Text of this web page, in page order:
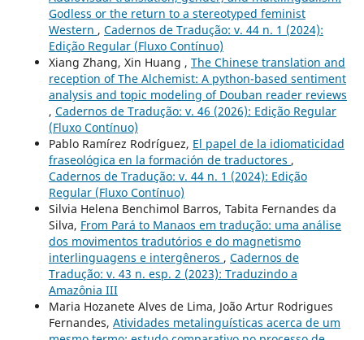
Godless or the return to a stereotyped feminist
Western , Cadernos de Tradução: v. 44 n. 1 (2024):
Edição Regular (Fluxo Contínuo)
Xiang Zhang, Xin Huang , The Chinese translation and
reception of The Alchemist: A python-based sentiment
analysis and topic modeling of Douban reader reviews
, Cadernos de Tradução: v. 46 (2026): Edição Regular
(Fluxo Contínuo)
Pablo Ramírez Rodríguez, El papel de la idiomaticidad
fraseológica en la formación de traductores ,
Cadernos de Tradução: v. 44 n. 1 (2024): Edição
Regular (Fluxo Contínuo)
Silvia Helena Benchimol Barros, Tabita Fernandes da
Silva, From Pará to Manaos em tradução: uma análise
dos movimentos tradutórios e do magnetismo
interlinguagens e intergêneros , Cadernos de
Tradução: v. 43 n. esp. 2 (2023): Traduzindo a
Amazônia III
Maria Hozanete Alves de Lima, João Artur Rodrigues
Fernandes, Atividades metalinguísticas acerca de um